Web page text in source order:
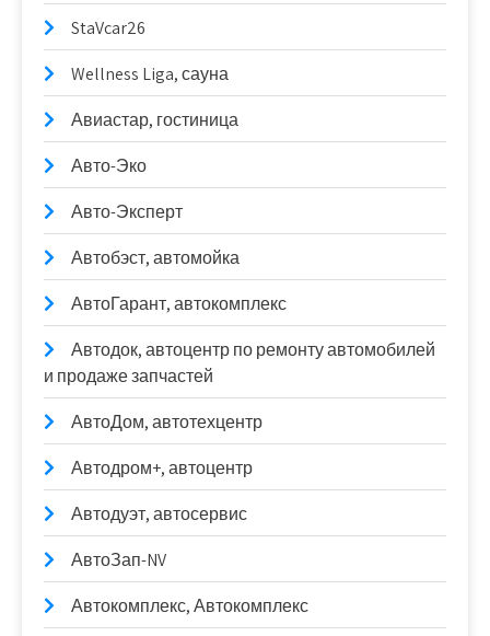
StaVcar26
Wellness Liga, сауна
Авиастар, гостиница
Авто-Эко
Авто-Эксперт
Автобэст, автомойка
АвтоГарант, автокомплекс
Автодок, автоцентр по ремонту автомобилей
и продаже запчастей
АвтоДом, автотехцентр
Автодром+, автоцентр
Автодуэт, автосервис
АвтоЗап-NV
Автокомплекс, Автокомплекс